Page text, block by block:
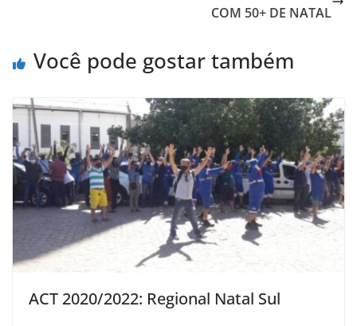
COM 50+ DE NATAL
Você pode gostar também
ACT 2020/2022: Regional Natal Sul